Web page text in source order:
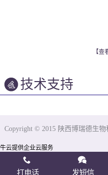
【查
技术支持
Copyright © 2015 陕西博瑞德生物
牛云提供企业云服务
打电话 发短信